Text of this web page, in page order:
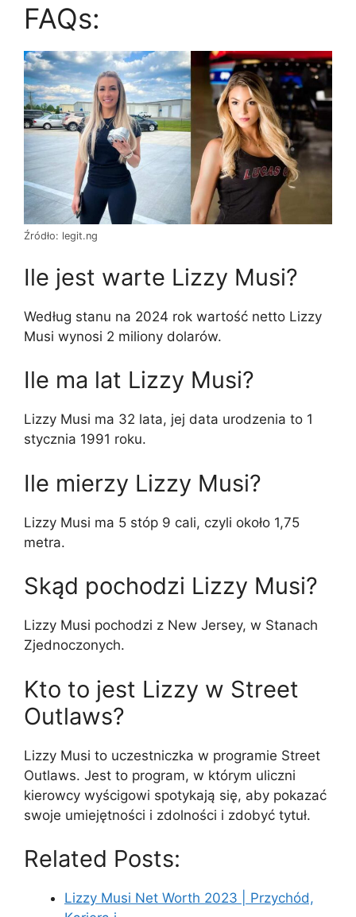
FAQs:
Źródło: legit.ng
Ile jest warte Lizzy Musi?
Według stanu na 2024 rok wartość netto Lizzy
Musi wynosi 2 miliony dolarów.
Ile ma lat Lizzy Musi?
Lizzy Musi ma 32 lata, jej data urodzenia to 1
stycznia 1991 roku.
Ile mierzy Lizzy Musi?
Lizzy Musi ma 5 stóp 9 cali, czyli około 1,75
metra.
Skąd pochodzi Lizzy Musi?
Lizzy Musi pochodzi z New Jersey, w Stanach
Zjednoczonych.
Kto to jest Lizzy w Street
Outlaws?
Lizzy Musi to uczestniczka w programie Street
Outlaws. Jest to program, w którym uliczni
kierowcy wyścigowi spotykają się, aby pokazać
swoje umiejętności i zdolności i zdobyć tytuł.
Related Posts:
Lizzy Musi Net Worth 2023 | Przychód,